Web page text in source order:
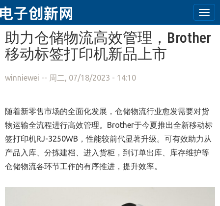
跳转到主要内容
助力仓储物流高效管理，Brother
移动标签打印机新品上市
winniewei -- 周二, 07/18/2023 - 14:10
随着新零售市场的全面化发展，仓储物流行业愈发需要对货
物运输全流程进行高效管理。Brother于今夏推出全新移动标
签打印机RJ-3250WB，性能较前代显著升级。可有效助力从
产品入库、分拣建档、进入货柜，到订单出库、库存维护等
仓储物流各环节工作的有序推进，提升效率。